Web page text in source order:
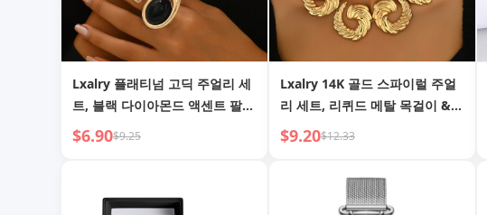
Lxalry 플래티넘 고딕 주얼리 세
트, 블랙 다이아몬드 액센트 팔찌
반지 듀오, 수제 전기 도금 철, 일
$6.90$9.25
Lxalry 14K 골드 스파이럴 주얼
리 세트, 리퀴드 메탈 목걸이 &
귀걸이 듀오, 핸드메이드 웨딩 선
물, 시대를 초월하는 우아함 & 레
$9.20$12.33